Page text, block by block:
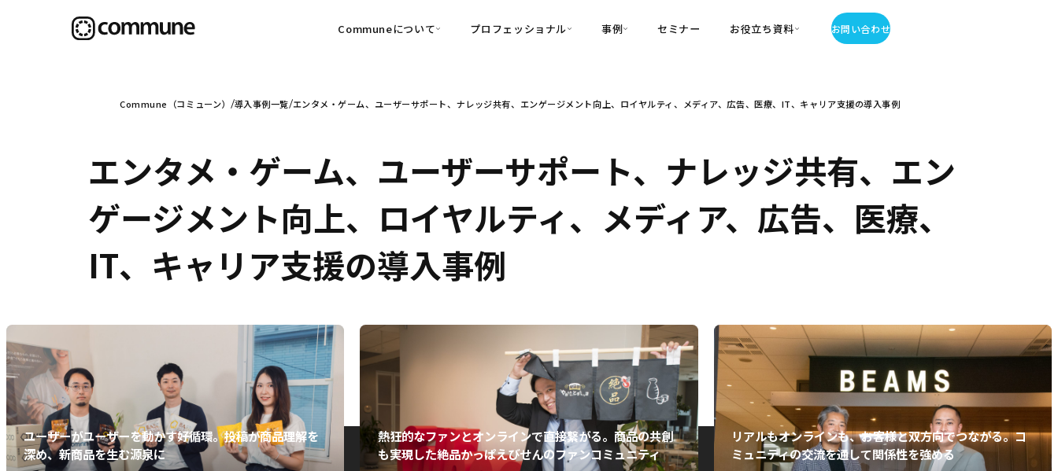
Communeについて
可視化
育成
・Commune Voice ・Commune Navigator
信頼を醸成する信頼起点経営基盤
・Commune CRM（旧：
SuccessHub）
社内コミュニケーションの変革を支援
・Commune for Work
プロフェッショナル
・Customer-Led Growth
事例
導入事例
セミナー お役立ち資料
・お役立ち資料
お問い合わせ
Commune（コミューン） 導入事例一覧 エンタメ・ゲーム、ユーザーサポート、ナレッジ共有、エンゲージメント向上、ロイヤルティ、メディア、広告、医療、IT、キャリア支援の導入事例
エンタメ・ゲーム、ユーザーサポート、ナレッジ共有、エン
ゲージメント向上、ロイヤルティ、メディア、広告、医療、
IT、キャリア支援の導入事例
ユーザーがユーザーを動かす好循環。投稿が商品理解を
深め、新商品を生む源泉に
熱狂的なファンとオンラインで直接繋がる。商品の共創
も実現した絶品かっぱえびせんのファンコミュニティ
リアルもオンラインも、お客様と双方向でつながる。コ
ミュニティの交流を通して関係性を強める